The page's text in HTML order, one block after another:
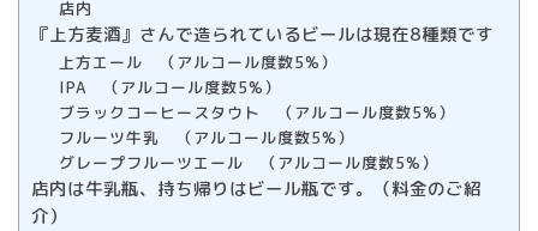
店内
『上方麦酒』さんで造られているビールは現在8種類です
上方エール （アルコール度数5%）
IPA （アルコール度数5%）
ブラックコーヒースタウト （アルコール度数5%）
フルーツ牛乳 （アルコール度数5%）
グレープフルーツエール （アルコール度数5%）
店内は牛乳瓶、持ち帰りはビール瓶です。（料金のご紹
介）